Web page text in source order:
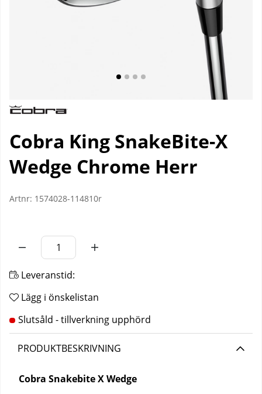
Cobra King SnakeBite-X
Wedge Chrome Herr
Artnr: 1574028-114810r
Leveranstid:
Lägg i önskelistan
PRODUKTBESKRIVNING
Cobra Snakebite X Wedge